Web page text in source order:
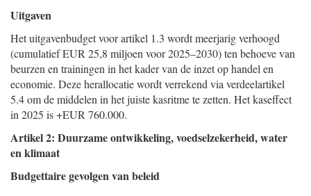
Uitgaven
Het uitgavenbudget voor artikel 1.3 wordt meerjarig verhoogd
(cumulatief EUR 25,8 miljoen voor 2025–2030) ten behoeve van
beurzen en trainingen in het kader van de inzet op handel en
economie. Deze herallocatie wordt verrekend via verdeelartikel
5.4 om de middelen in het juiste kasritme te zetten. Het kaseffect
in 2025 is +EUR 760.000.
Artikel 2: Duurzame ontwikkeling, voedselzekerheid, water
en klimaat
Budgettaire gevolgen van beleid